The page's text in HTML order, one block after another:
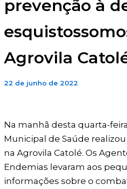
prevenção à
Agrovila
22 de junho de 2022
Na manhã desta quarta-
Municipal de Saúde
na Agrovila Catolé. Os
Endemias levaram aos
informações sobre o